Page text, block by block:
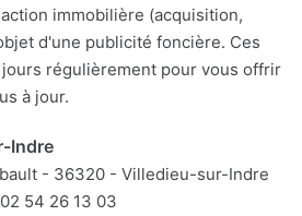
immobilière (acquisition,
d'une publicité foncière. Ces
régulièrement pour vous offrir
à jour.
Indre
- 36320 - Villedieu-sur-Indre
Télécopie
02 54 26 13 03